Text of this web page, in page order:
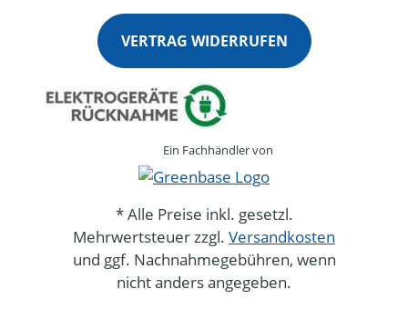
VERTRAG WIDERRUFEN
Ein Fachhändler von
* Alle Preise inkl. gesetzl.
Mehrwertsteuer zzgl. Versandkosten
und ggf. Nachnahmegebühren, wenn
nicht anders angegeben.